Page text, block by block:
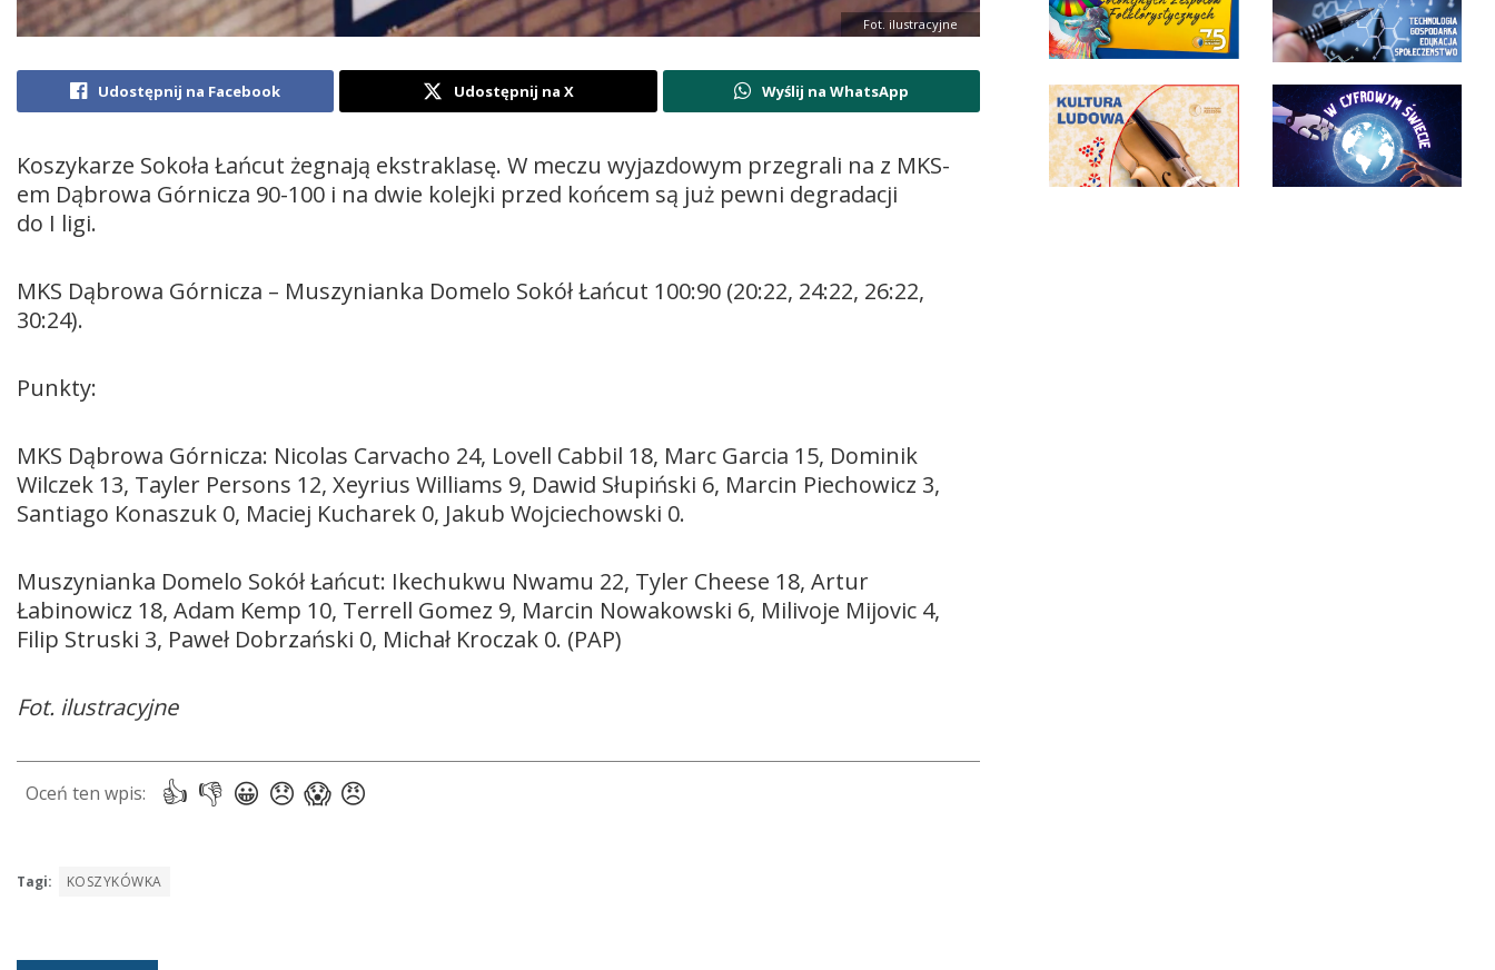
Fot. ilustracyjne
Udostępnij na Facebook Udostępnij na X Wyślij na WhatsApp
Koszykarze Sokoła Łańcut żegnają ekstraklasę. W meczu wyjazdowym przegrali na z MKS-
em Dąbrowa Górnicza 90-100 i na dwie kolejki przed końcem są już pewni degradacji
do I ligi.
MKS Dąbrowa Górnicza – Muszynianka Domelo Sokół Łańcut 100:90 (20:22, 24:22, 26:22,
30:24).
Punkty:
MKS Dąbrowa Górnicza: Nicolas Carvacho 24, Lovell Cabbil 18, Marc Garcia 15, Dominik
Wilczek 13, Tayler Persons 12, Xeyrius Williams 9, Dawid Słupiński 6, Marcin Piechowicz 3,
Santiago Konaszuk 0, Maciej Kucharek 0, Jakub Wojciechowski 0.
Muszynianka Domelo Sokół Łańcut: Ikechukwu Nwamu 22, Tyler Cheese 18, Artur
Łabinowicz 18, Adam Kemp 10, Terrell Gomez 9, Marcin Nowakowski 6, Milivoje Mijovic 4,
Filip Struski 3, Paweł Dobrzański 0, Michał Kroczak 0. (PAP)
Fot. ilustracyjne
Tagi: KOSZYKÓWKA